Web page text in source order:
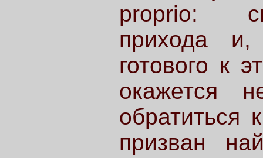
proprio:
прихода
готового к
окажется
обратиться
призван